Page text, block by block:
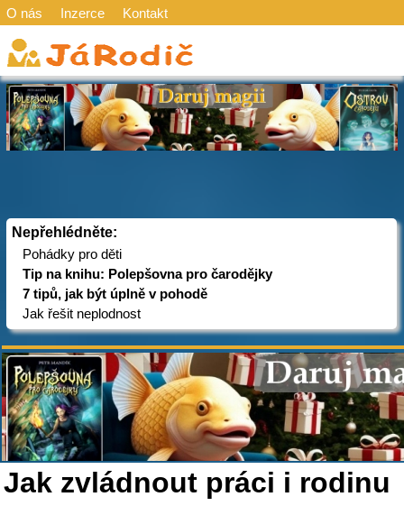
O nás Inzerce Kontakt
Nepřehlédněte:
Pohádky pro děti
Tip na knihu: Polepšovna pro čarodějky
7 tipů, jak být úplně v pohodě
Jak řešit neplodnost
Jak zvládnout práci i rodinu